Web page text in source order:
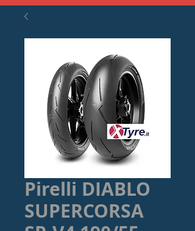
Pirelli DIABLO
SUPERCORSA